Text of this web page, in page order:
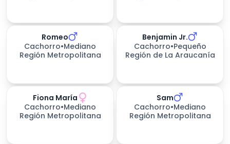
Romeo
Cachorro•Mediano
Región Metropolitana
Benjamin Jr.
Cachorro•Pequeño
Región de La Araucanía
Fiona María
Cachorro•Mediano
Región Metropolitana
Sam
Cachorro•Mediano
Región Metropolitana